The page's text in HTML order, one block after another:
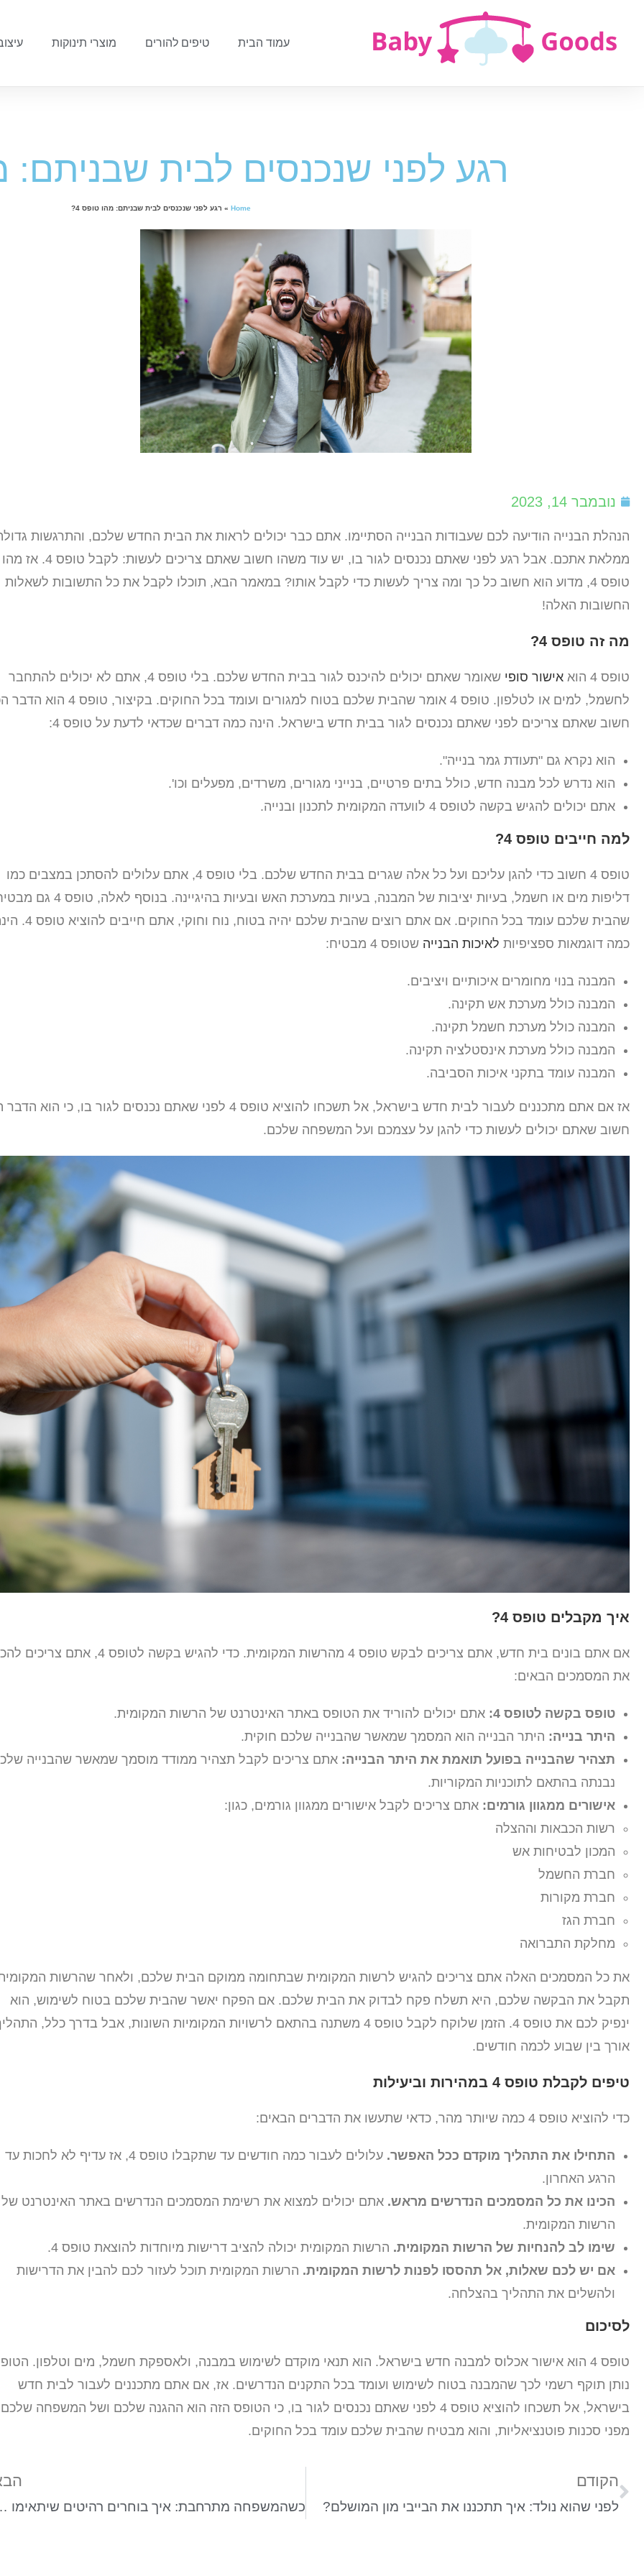
עמוד הבית טיפים להורים מוצרי תינוקות
רגע לפני שנכנסים לבית שבניתם:
Home
» רגע לפני שנכנסים לבית שבניתם: מהו טופס 4?
נובמבר 14, 2023
הנהלת הבנייה הודיעה לכם שעבודות הבנייה הסתיימו. אתם כבר יכולים לראות את הבית החדש שלכם, והתרגשות
ממלאת אתכם. אבל רגע לפני שאתם נכנסים לגור בו, יש עוד משהו חשוב שאתם צריכים לעשות: לקבל טופס 4. אז מהו
טופס 4, מדוע הוא חשוב כל כך ומה צריך לעשות כדי לקבל אותו? במאמר הבא, תוכלו לקבל את כל התשובות לשאלות
החשובות האלה!
מה זה טופס 4?
טופס 4 הוא אישור סופי
שאומר שאתם יכולים להיכנס לגור בבית החדש שלכם. בלי טופס 4, אתם לא יכולים להתחבר
לחשמל, למים או לטלפון. טופס 4 אומר שהבית שלכם בטוח למגורים ועומד בכל החוקים. בקיצור,
חשוב שאתם צריכים לפני שאתם נכנסים לגור בבית חדש בישראל. הינה כמה דברים שכדאי לדעת על טופס 4:
הוא נקרא גם "תעודת גמר בנייה".
הוא נדרש לכל מבנה חדש, כולל בתים פרטיים, בנייני מגורים, משרדים, מפעלים וכו'.
אתם יכולים להגיש בקשה לטופס 4 לוועדה המקומית לתכנון ובנייה.
למה חייבים טופס 4?
טופס 4 חשוב כדי להגן עליכם ועל כל אלה שגרים בבית החדש שלכם. בלי טופס 4, אתם עלולים להסתכן במצבים כמו
דליפות מים או חשמל, בעיות יציבות של המבנה, בעיות במערכת האש ובעיות בהיגיינה. בנוסף לאלה,
שהבית שלכם עומד בכל החוקים. אם אתם רוצים שהבית שלכם יהיה בטוח, נוח וחוקי,
כמה דוגמאות ספציפיות לאיכות הבנייה שטופס 4 מבטיח:
המבנה בנוי מחומרים איכותיים ויציבים.
המבנה כולל מערכת אש תקינה.
המבנה כולל מערכת חשמל תקינה.
המבנה כולל מערכת אינסטלציה תקינה.
המבנה עומד בתקני איכות הסביבה.
אז אם אתם מתכננים לעבור לבית חדש בישראל, אל תשכחו להוציא טופס 4 לפני שאתם נכנסים לגור בו, כי הוא
חשוב שאתם יכולים לעשות כדי להגן על עצמכם ועל המשפחה שלכם.
איך מקבלים טופס 4?
אם אתם בונים בית חדש, אתם צריכים לבקש טופס 4 מהרשות המקומית. כדי להגיש בקשה לטופס 4, אתם
את המסמכים הבאים:
טופס בקשה לטופס 4:
אתם יכולים להוריד את הטופס באתר האינטרנט של הרשות המקומית.
היתר בנייה: היתר הבנייה הוא המסמך שמאשר שהבנייה שלכם חוקית.
תצהיר שהבנייה בפועל תואמת את היתר הבנייה: אתם צריכים לקבל תצהיר ממודד מוסמך שמאשר שהבנייה
נבנתה בהתאם לתוכניות המקוריות.
אישורים ממגוון גורמים: אתם צריכים לקבל אישורים ממגוון גורמים, כגון:
רשות הכבאות וההצלה
המכון לבטיחות אש
חברת החשמל
חברת מקורות
חברת הגז
מחלקת התברואה
את כל המסמכים האלה אתם צריכים להגיש לרשות המקומית שבתחומה ממוקם הבית שלכם, ולאחר שהרשות
תקבל את הבקשה שלכם, היא תשלח פקח לבדוק את הבית שלכם. אם הפקח יאשר שהבית שלכם בטוח לשימוש, הוא
ינפיק לכם את טופס 4. הזמן שלוקח לקבל טופס 4 משתנה בהתאם לרשויות המקומיות השונות, אבל בדרך כלל,
אורך בין שבוע לכמה חודשים.
טיפים לקבלת טופס 4 במהירות וביעילות
כדי להוציא טופס 4 כמה שיותר מהר, כדאי שתעשו את הדברים הבאים:
התחילו את התהליך מוקדם ככל האפשר.
עלולים לעבור כמה חודשים עד שתקבלו טופס 4, אז עדיף לא לחכות עד
הרגע האחרון.
הכינו את כל המסמכים הנדרשים מראש. אתם יכולים למצוא את רשימת המסמכים הנדרשים באתר האינטרנט של
הרשות המקומית.
שימו לב להנחיות של הרשות המקומית. הרשות המקומית יכולה להציב דרישות מיוחדות להוצאת טופס 4.
אם יש לכם שאלות, אל תהססו לפנות לרשות המקומית. הרשות המקומית תוכל לעזור לכם להבין את הדרישות
ולהשלים את התהליך בהצלחה.
לסיכום
טופס 4 הוא אישור אכלוס למבנה חדש בישראל. הוא תנאי מוקדם לשימוש במבנה, ולאספקת חשמל, מים וטלפון.
נותן תוקף רשמי לכך שהמבנה בטוח לשימוש ועומד בכל התקנים הנדרשים. אז, אם אתם מתכננים לעבור לבית חדש
בישראל, אל תשכחו להוציא טופס 4 לפני שאתם נכנסים לגור בו, כי הטופס הזה הוא ההגנה שלכם ושל המשפחה שלכם
מפני סכנות פוטנציאליות, והוא מבטיח שהבית שלכם עומד בכל החוקים.
הקודם
לפני שהוא נולד: איך תתכננו את הבייבי מון המושלם? כשהמשפחה מתרחבת: איך